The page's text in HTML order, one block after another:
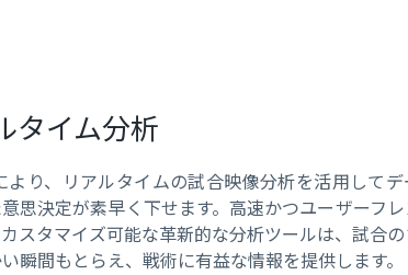
タイム分析
より、リアルタイムの試合映像分析を活用して
思決定が素早く下せます。高速かつユーザーフレ
スタマイズ可能な革新的な分析ツールは、試合
瞬間もとらえ、戦術に有益な情報を提供します。